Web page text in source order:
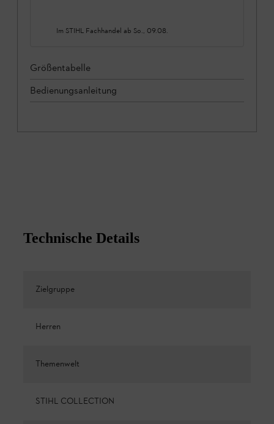
Im STIHL Fachhandel ab So., 09.08.
Größentabelle
Bedienungsanleitung
Technische Details
Zielgruppe
Herren
Themenwelt
STIHL COLLECTION